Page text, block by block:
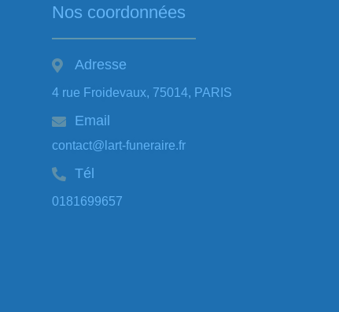
Nos coordonnées
Adresse
4 rue Froidevaux, 75014, PARIS
Email
contact@lart-funeraire.fr
Tél
0181699657